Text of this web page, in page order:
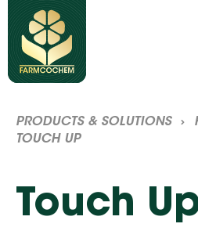
content
PRODUCTS & SOLUTIONS
TOUCH UP
Touch